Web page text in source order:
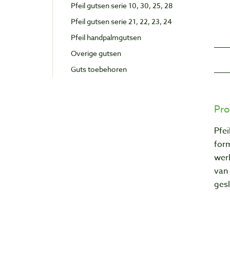
Pfeil gutsen serie 10, 30, 25, 28
Pfeil gutsen serie 21, 22, 23, 24
Pfeil handpalmgutsen
Overige gutsen
Guts toebehoren